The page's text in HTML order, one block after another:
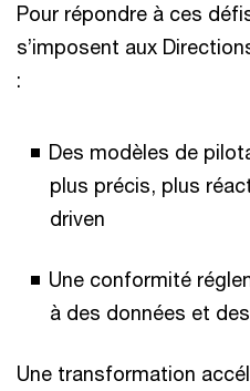
Pour répondre à ces
s’imposent aux
:
Des modèles de
plus précis, plus
driven
Une conformité
à des données et
Une transformation